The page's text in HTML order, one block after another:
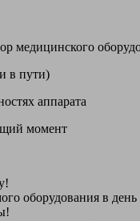
в пути)
аппарата
момент
оборудования в